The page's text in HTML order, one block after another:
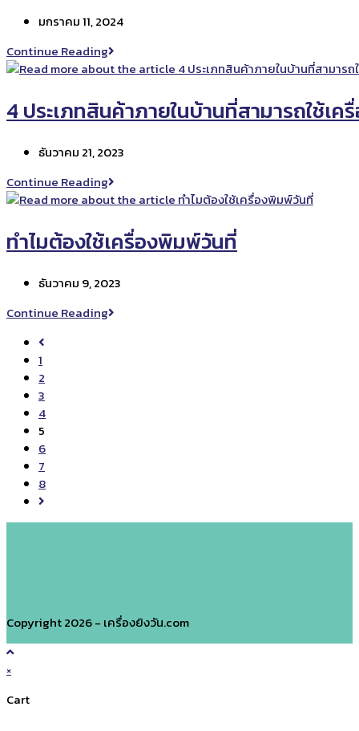
วัน
ที่
เลอะ
มือ
Post
มกราคม 11, 2024
Continue Readingต้นทุน
การ
ระ
หว่าง
ก
เกอร์
กับ
หมึก
พิมพ์
ต่าง
ยัง
4 ประเภทสินค้าภายในบ้านที่สามารถใช้เ
Post
ธันวาคม 21, 2023
Continue Reading4
ประเภท
ภายใน
บ้าน
สามารถ
ใช้
เครื่องพิมพ์
ทำไมต้องใช้เครื่องพิมพ์วันที่
Post
ธันวาคม 9, 2023
Continue Readingทำไม
Go
to
the
previous
page
1
2
3
4
5
6
7
8
Go
Copyright 2026 - เครื่องยิงวัน.com
×
Cart